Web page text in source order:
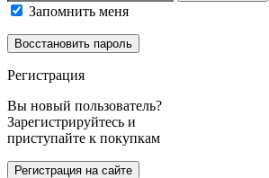
Запомнить меня
Регистрация
Вы новый пользователь?
Зарегистрируйтесь и
приступайте к покупкам